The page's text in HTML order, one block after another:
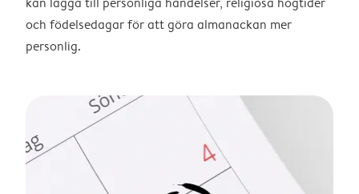
och födelsedagar för att göra almanackan mer
personlig.